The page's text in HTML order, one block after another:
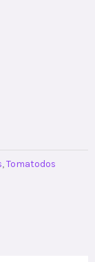
,Tomatodos